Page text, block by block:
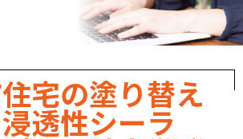
宅の塗り替え
透性シーラ